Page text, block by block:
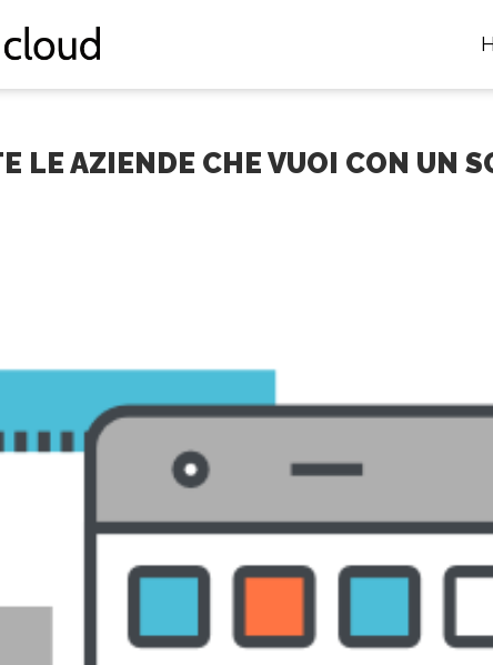
LE AZIENDE CHE VUOI CON UN